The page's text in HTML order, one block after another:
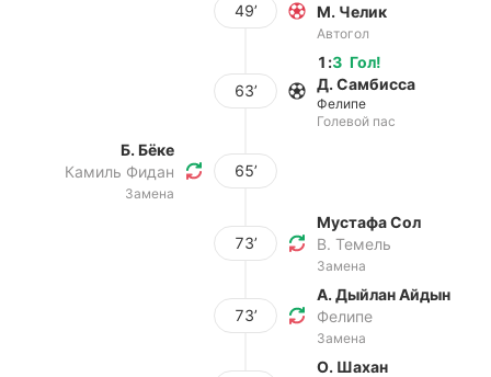
49’
М. Челик
Автогол
63’
Гол!
1 :3
Д. Самбисса
Фелипе
Голевой пас
Б. Бёке
Камиль Фидан
Замена
65’
73’
Мустафа Сол
В. Темель
Замена
73’
А. Дыйлан Айдын
Фелипе
Замена
О. Шахан